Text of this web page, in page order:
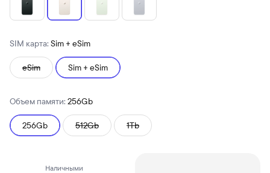
SIM карта: Sim + eSim
eSim Sim + eSim
Объем памяти: 256Gb
256Gb 512Gb 1Tb
Наличными